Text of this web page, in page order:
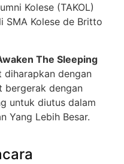
Kolese (TAKOL)
SMA Kolese de Britto
The Sleeping
diharapkan dengan
bergerak dengan
untuk diutus dalam
Yang Lebih Besar.